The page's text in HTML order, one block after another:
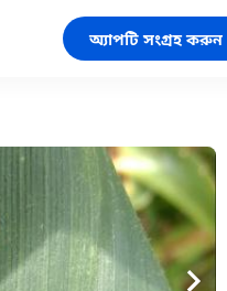
অ্যাপটি সংগ্রহ করুন